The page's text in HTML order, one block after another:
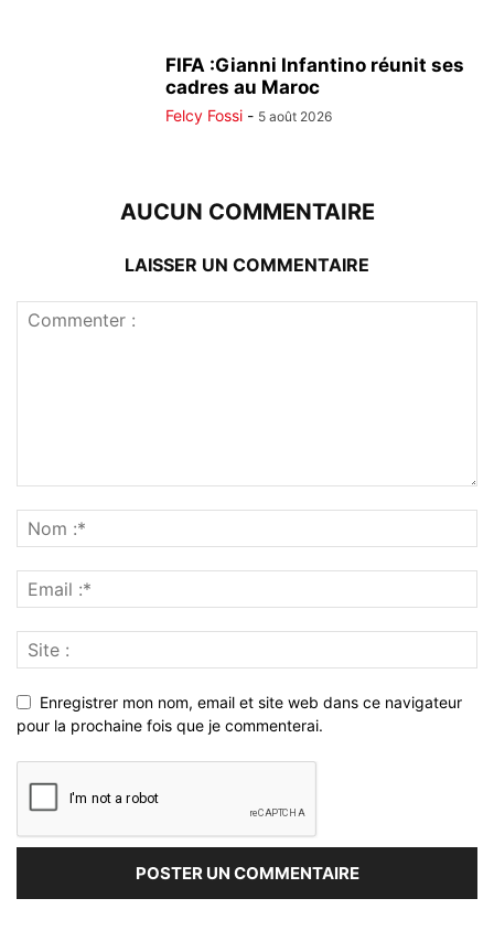
FIFA :Gianni Infantino réunit ses
cadres au Maroc
Felcy Fossi - 5 août 2026
AUCUN COMMENTAIRE
LAISSER UN COMMENTAIRE
Enregistrer mon nom, email et site web dans ce navigateur
pour la prochaine fois que je commenterai.